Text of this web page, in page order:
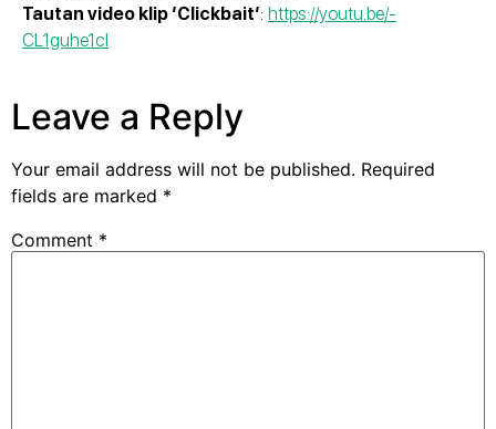
Tautan video klip ‘Clickbait’: https://youtu.be/-
CL1guhe1cI
Leave a Reply
Your email address will not be published. Required
fields are marked *
Comment *